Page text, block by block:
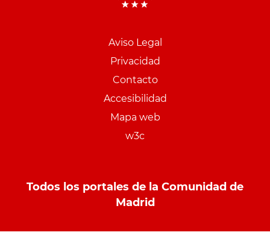
Aviso Legal
Privacidad
Contacto
Accesibilidad
Mapa web
w3c
Todos los portales de la Comunidad de
Madrid